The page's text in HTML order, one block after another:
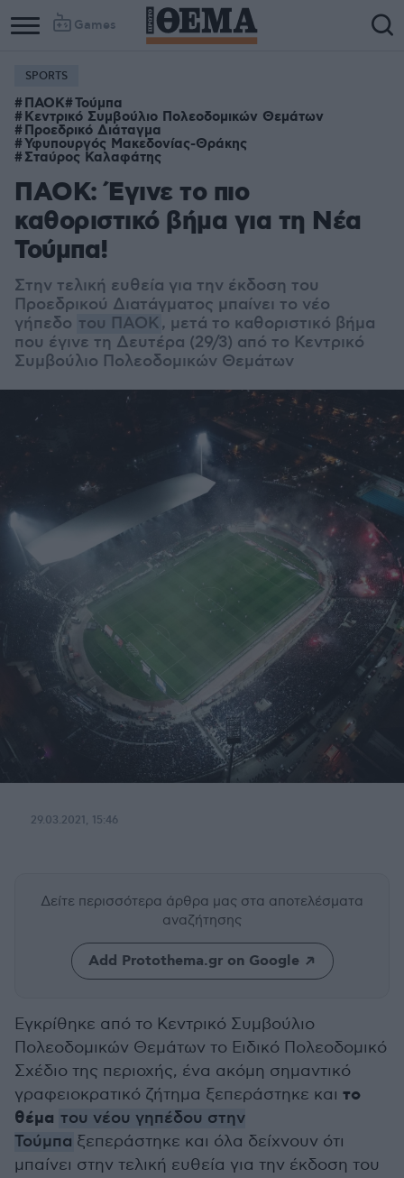
Games
Column
1
Column
2
SPORTS
ΠΑΟΚ Τούμπα
Κεντρικό Συμβούλιο Πολεοδομικών Θεμάτων
Προεδρικό Διάταγμα
Υφυπουργός Μακεδονίας-Θράκης
Σταύρος Καλαφάτης
ΠΑΟΚ: Έγινε το πιο
καθοριστικό βήμα για τη Νέα
Τούμπα!
Στην τελική ευθεία για την έκδοση του
Προεδρικού Διατάγματος μπαίνει το νέο
γήπεδο του ΠΑΟΚ, μετά το καθοριστικό βήμα
που έγινε τη Δευτέρα (29/3) από το Κεντρικό
Συμβούλιο Πολεοδομικών Θεμάτων
29.03.2021, 15:46
Δείτε περισσότερα άρθρα μας στα αποτελέσματα
αναζήτησης
Add Protothema.gr on Google
Εγκρίθηκε από το Κεντρικό Συμβούλιο
Πολεοδομικών Θεμάτων το Ειδικό Πολεοδομικό
Σχέδιο της περιοχής, ένα ακόμη σημαντικό
γραφειοκρατικό ζήτημα ξεπεράστηκε και το
θέμα του νέου γηπέδου στην
Τούμπα ξεπεράστηκε και όλα δείχνουν ότι
μπαίνει στην τελική ευθεία για την έκδοση του